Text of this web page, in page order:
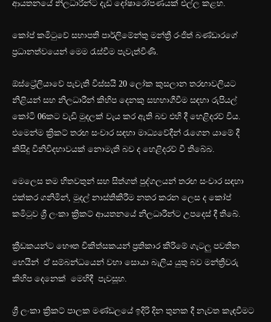
ආයතනයේ නිලධාරීන්ට දැඩි ‍දෝෂාරෝපණයක් එල්ල කළහ.
කෝප් කමිටුවේ සභාපති පාර්ලිමේන්තු මන්ත්‍රී රංජිත් බණ්ඩාරගේ
ප්‍රධානත්වයෙන් මෙම රැස්වීම පැවැත්විණි.
ඕස්ට්‍රේලියාවේ පැවැති විස්සයි 20 ලෝක කුසලාන තරඟාවලියට
නිළියන් සහ නිලධාරීන් කිහිප දෙනකු සහභාගීවීම සඳහා රුපියල්
කෝටි 06කට වැඩි මුදලක් වැය කර ඇති බව එහි දී හෙළිදරව් විය.
එමෙන්ම ක්‍රිකට් තරඟ සංචාර සඳහා මාධ්‍යවේදීන් රැගෙන යාමේ දී
කිසිදු විනිවිදභාවයක් නොමැති බව ද හෙළිදරව් වී තිබේබ.
මෙලෙස තම හිතවතුන් සහ සිත්ගත් පුද්ගලයන් තරඟ සංචාර සඳහා
එක්කර ගනිමින්, මුදල් නාස්තිකිරීම නතර කරන ලෙස ද කෝප්
කමිටුව ශ්‍රී ලංකා ක්‍රිකට් ආයතනයේ නිලධාරීන්ට උපදෙස් දී තිබේ.
ක්‍රීඩකයන්ට භෞත චිකිත්සකයන් ප්‍රතිකාර කිරිමේ ගැටලු පවතින
හෙයින් ඒ සම්බන්ධයෙන් වහා සොයා බැලිය යුතු බව මන්ත්‍රීවරු
කිහිප දෙනෙක් මෙහිදී පැවසූහ.
ශ්‍රී ලංකා ක්‍රිකට් පාලක මණ්ඩලයේ ඉදිරි දින තුනක දී නැවත කැඳවීමට